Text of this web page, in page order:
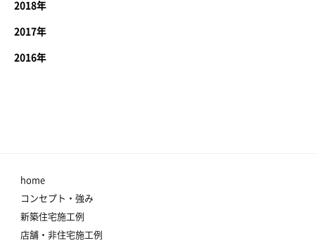
2018年
2017年
2016年
home
コンセプト・強み
新築住宅施工例
店舗・非住宅施工例